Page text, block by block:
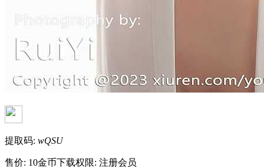
提取码: wQSU
售价: 10金币下载权限: 注册会员